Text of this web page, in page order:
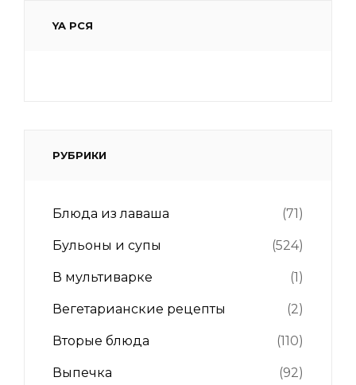
YA РСЯ
РУБРИКИ
Блюда из лаваша (71)
Бульоны и супы (524)
В мультиварке (1)
Вегетарианские рецепты (2)
Вторые блюда (110)
Выпечка (92)